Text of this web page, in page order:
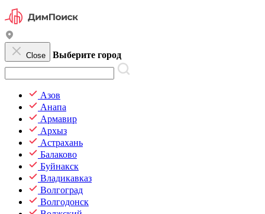
Close Выберите город
Азов
Анапа
Армавир
Архыз
Астрахань
Балаково
Буйнакск
Владикавказ
Волгоград
Волгодонск